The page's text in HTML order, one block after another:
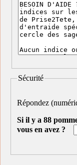
Sécurité
Répondez
Si il y a 88
vous en avez ?